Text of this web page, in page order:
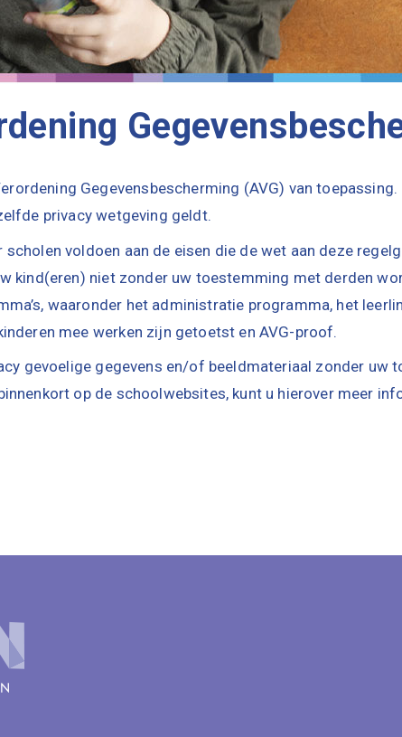
Gegevensbescherming (AVG) van toepassing.
privacy wetgeving geldt.
voldoen aan de eisen die de wet aan deze
kind(eren) niet zonder uw toestemming met derden
waaronder het administratie programma, het
mee werken zijn getoetst en AVG-proof.
gevoelige gegevens en/of beeldmateriaal zonder uw
op de schoolwebsites, kunt u hierover meer